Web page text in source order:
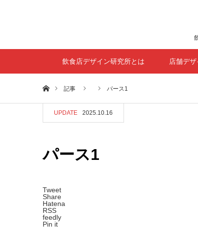
飲食店デザイン研究所とは 店舗デ
ホーム記事 パース1
UPDATE 2025.10.16
パース1
Tweet
Share
Hatena
RSS
feedly
Pin it